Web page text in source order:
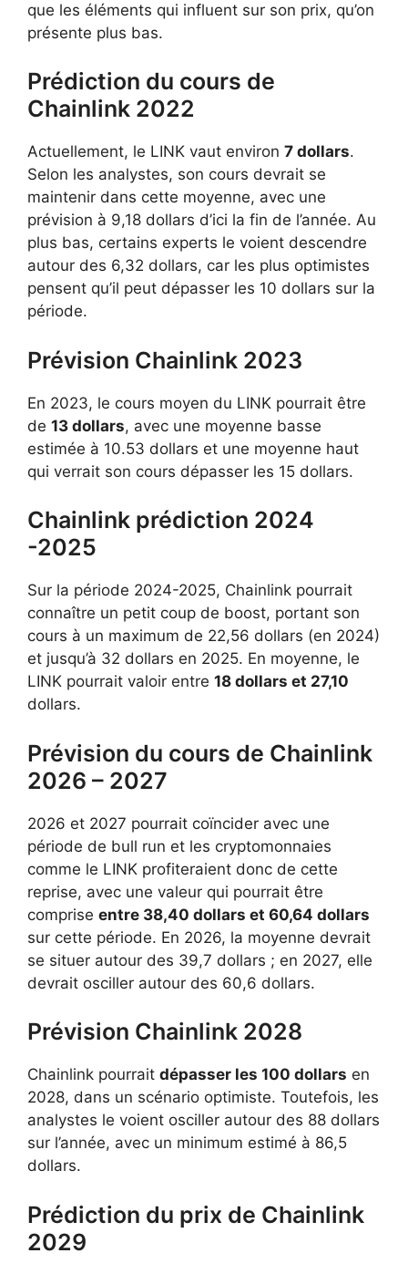
que les éléments qui influent sur son prix, qu’on
présente plus bas.
Prédiction du cours de
Chainlink 2022
Actuellement, le LINK vaut environ 7 dollars.
Selon les analystes, son cours devrait se
maintenir dans cette moyenne, avec une
prévision à 9,18 dollars d’ici la fin de l’année. Au
plus bas, certains experts le voient descendre
autour des 6,32 dollars, car les plus optimistes
pensent qu’il peut dépasser les 10 dollars sur la
période.
Prévision Chainlink 2023
En 2023, le cours moyen du LINK pourrait être
de 13 dollars, avec une moyenne basse
estimée à 10.53 dollars et une moyenne haut
qui verrait son cours dépasser les 15 dollars.
Chainlink prédiction 2024
-2025
Sur la période 2024-2025, Chainlink pourrait
connaître un petit coup de boost, portant son
cours à un maximum de 22,56 dollars (en 2024)
et jusqu’à 32 dollars en 2025. En moyenne, le
LINK pourrait valoir entre 18 dollars et 27,10
dollars.
Prévision du cours de Chainlink
2026 – 2027
2026 et 2027 pourrait coïncider avec une
période de bull run et les cryptomonnaies
comme le LINK profiteraient donc de cette
reprise, avec une valeur qui pourrait être
comprise entre 38,40 dollars et 60,64 dollars
sur cette période. En 2026, la moyenne devrait
se situer autour des 39,7 dollars ; en 2027, elle
devrait osciller autour des 60,6 dollars.
Prévision Chainlink 2028
Chainlink pourrait dépasser les 100 dollars en
2028, dans un scénario optimiste. Toutefois, les
analystes le voient osciller autour des 88 dollars
sur l’année, avec un minimum estimé à 86,5
dollars.
Prédiction du prix de Chainlink
2029